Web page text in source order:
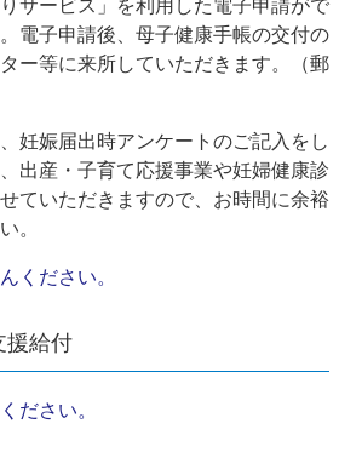
サービス」を利用した電子申請がで
電子申請後、母子健康手帳の交付の
ー等に来所していただきます。（郵
妊娠届出時アンケートのご記入をし
出産・子育て応援事業や妊婦健康診
ていただきますので、お時間に余裕
。
ください。
援給付
ださい。